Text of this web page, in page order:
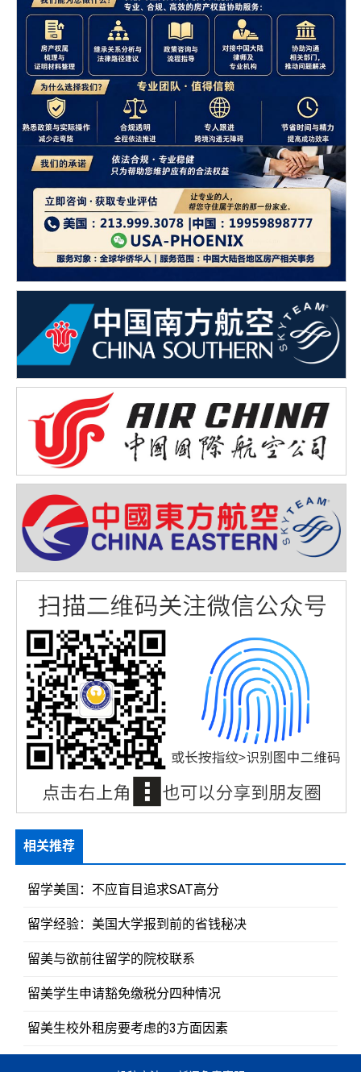
相关推荐
留学美国：不应盲目追求SAT高分
留学经验：美国大学报到前的省钱秘决
留美与欲前往留学的院校联系
留美学生申请豁免缴税分四种情况
留美生校外租房要考虑的3方面因素